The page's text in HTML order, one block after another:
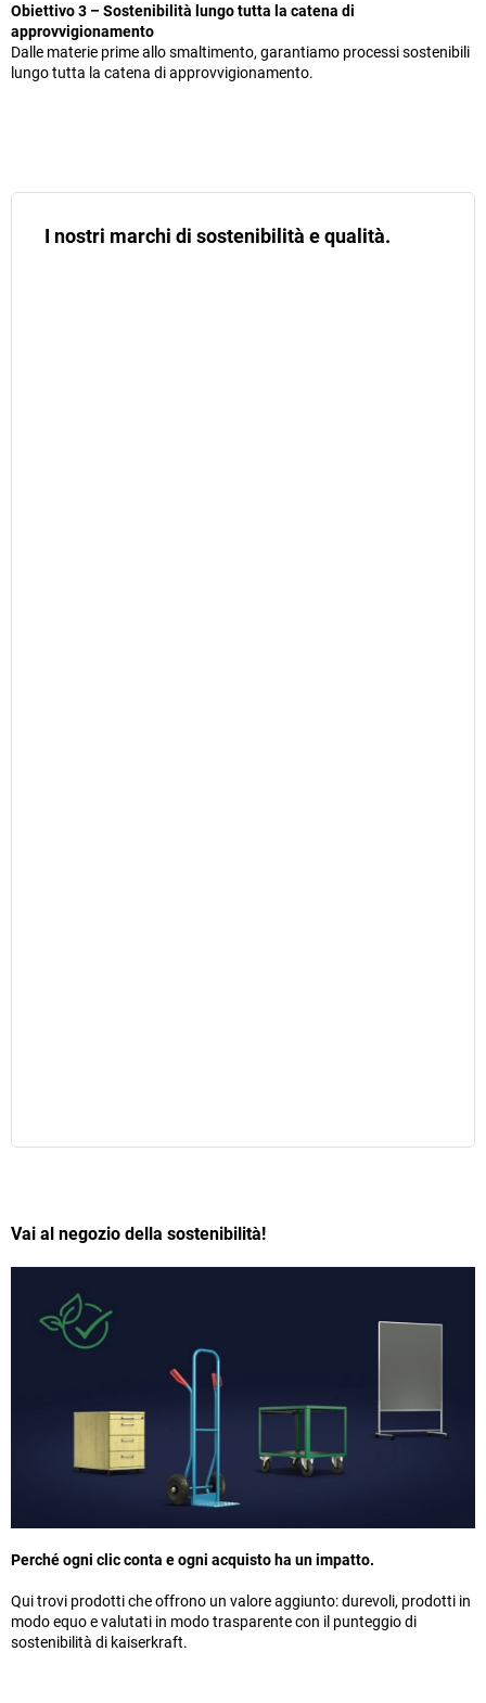
Obiettivo 3 – Sostenibilità lungo tutta la catena di
approvvigionamento
Dalle materie prime allo smaltimento, garantiamo processi sostenibili
lungo tutta la catena di approvvigionamento.
I nostri marchi di sostenibilità e qualità.
Vai al negozio della sostenibilità!
Perché ogni clic conta e ogni acquisto ha un impatto.
Qui trovi prodotti che offrono un valore aggiunto: durevoli, prodotti in
modo equo e valutati in modo trasparente con il punteggio di
sostenibilità di kaiserkraft.